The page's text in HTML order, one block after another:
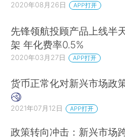
2020年08月26日 APP打开
先锋领航投顾产品上线半
架 年化费率0.5%
2020年03月27日 APP打开
货币正常化对新兴市场政
2021年07月12日 APP打开
政策转向冲击：新兴市场